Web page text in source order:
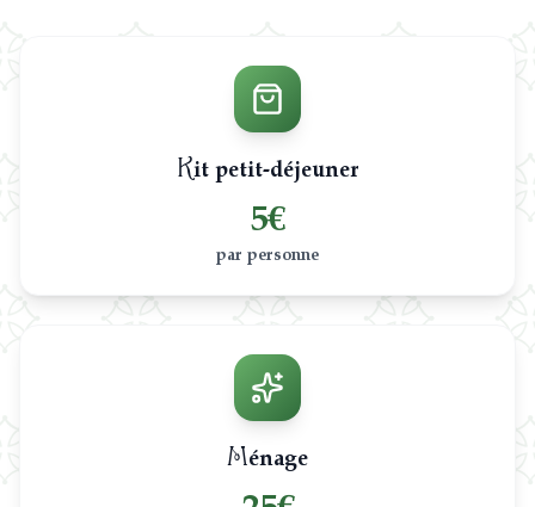
Kit petit-déjeuner
5€
par personne
Ménage